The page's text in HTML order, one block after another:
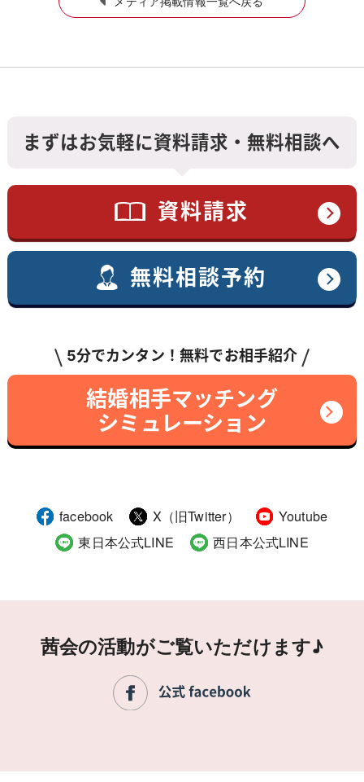
まずはお気軽に資料請求・無料相談へ
資料請求
無料相談予約
5分でカンタン！無料でお相手紹介
結婚相手マッチング
シミュレーション
facebook X（旧Twitter）
Youtube
東日本公式LINE
西日本公式LINE
茜会の活動がご覧いただけます♪